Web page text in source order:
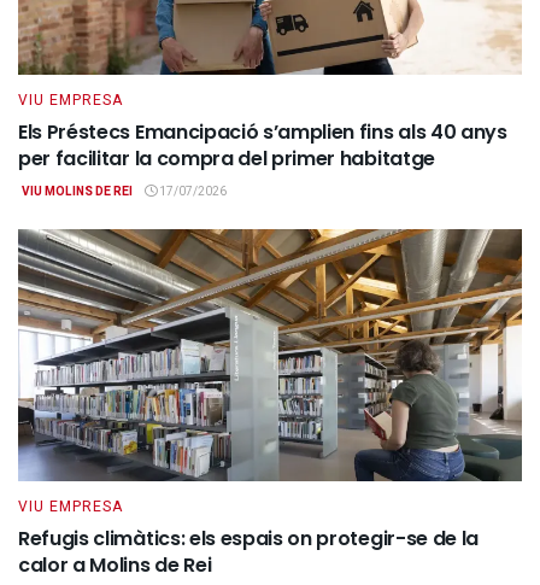
VIU EMPRESA
Els Préstecs Emancipació s’amplien fins als 40 anys
per facilitar la compra del primer habitatge
VIU MOLINS DE REI 17/07/2026
VIU EMPRESA
Refugis climàtics: els espais on protegir-se de la
calor a Molins de Rei